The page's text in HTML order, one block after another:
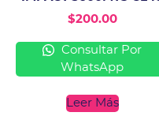
$200.00
Consultar Por
WhatsApp
Leer Más